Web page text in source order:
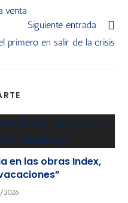
venta
Siguiente entrada
primero en salir de la crisis
en las obras Index,